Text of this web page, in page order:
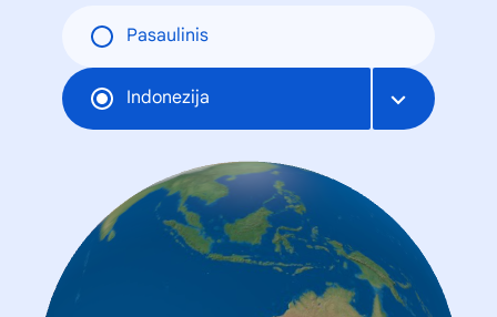
Pasaulinis
Indonezija